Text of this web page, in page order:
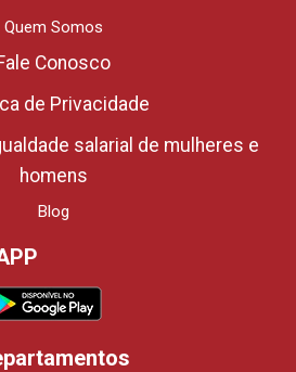
Quem Somos
Conosco
de Privacidade
salarial de mulheres e
homens
Blog